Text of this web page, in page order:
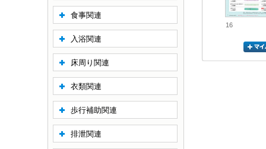
16
食事関連
入浴関連
床周り関連
衣類関連
歩行補助関連
排泄関連